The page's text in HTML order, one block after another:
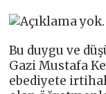
Bu duygu ve
Gazi Mustafa
ebediyete